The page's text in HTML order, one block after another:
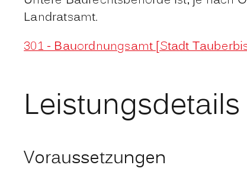
Landratsamt.
301 - Bauordnungsamt [Stadt
Leistungsdetails
Voraussetzungen